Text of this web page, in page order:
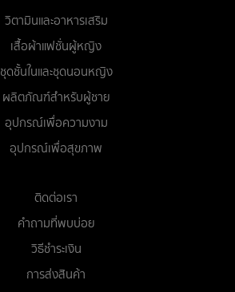
วิตามินและอาหารเสริม
เสื้อผ้าแฟชั่นผู้หญิง
ชุดชั้นในและชุดนอนหญิง
ผลิตภัณฑ์สำหรับผู้ชาย
อุปกรณ์เพื่อความงาม
อุปกรณ์เพื่อสุขภาพ
ติดต่อเรา
คำถามที่พบบ่อย
วิธีชำระเงิน
การส่งสินค้า